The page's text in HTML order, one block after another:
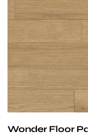
11/4mm lub 13/6
Klasa
Natur, Avantgard
Wonder Floor